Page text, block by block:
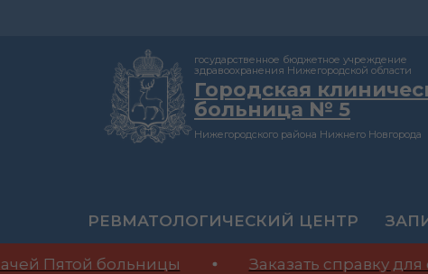
государственное бюджетное учреждение
здравоохранения Нижегородской области
Городская
больница № 5
Нижегородского района Нижнего Новгорода
РЕВМАТОЛОГИЧЕСКИЙ ЦЕНТР
Пятой больницы Заказать справку для